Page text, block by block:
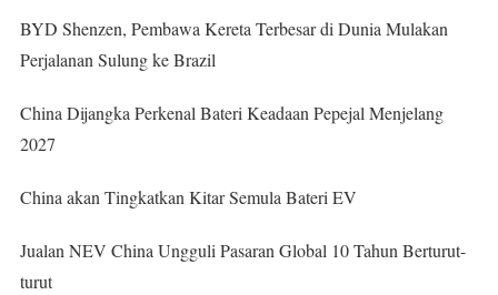
BYD Shenzen, Pembawa Kereta Terbesar di Dunia Mulakan
Perjalanan Sulung ke Brazil
China Dijangka Perkenal Bateri Keadaan Pepejal Menjelang
2027
China akan Tingkatkan Kitar Semula Bateri EV
Jualan NEV China Ungguli Pasaran Global 10 Tahun Berturut-
turut